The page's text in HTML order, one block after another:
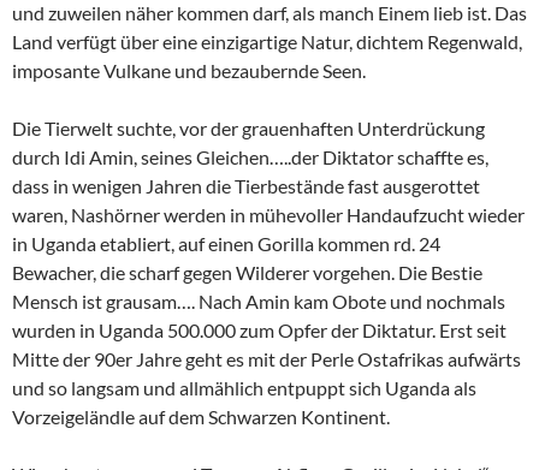
und zuweilen näher kommen darf, als manch Einem lieb ist. Das
Land verfügt über eine einzigartige Natur, dichtem Regenwald,
imposante Vulkane und bezaubernde Seen.
Die Tierwelt suchte, vor der grauenhaften Unterdrückung
durch Idi Amin, seines Gleichen…..der Diktator schaffte es,
dass in wenigen Jahren die Tierbestände fast ausgerottet
waren, Nashörner werden in mühevoller Handaufzucht wieder
in Uganda etabliert, auf einen Gorilla kommen rd. 24
Bewacher, die scharf gegen Wilderer vorgehen. Die Bestie
Mensch ist grausam…. Nach Amin kam Obote und nochmals
wurden in Uganda 500.000 zum Opfer der Diktatur. Erst seit
Mitte der 90er Jahre geht es mit der Perle Ostafrikas aufwärts
und so langsam und allmählich entpuppt sich Uganda als
Vorzeigeländle auf dem Schwarzen Kontinent.